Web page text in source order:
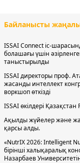
Байланысты
ISSAI Connect іс-
болашағы үшін
таныстырылды
ISSAI директоры проф.
жасанды интеллект
воркшоп өткізді
ISSAI өкілдері
Ақылды жүйелер және
қарсы алды.
«NutrIX 2026: Intelligent
бірінші халықаралық
Назарбаев